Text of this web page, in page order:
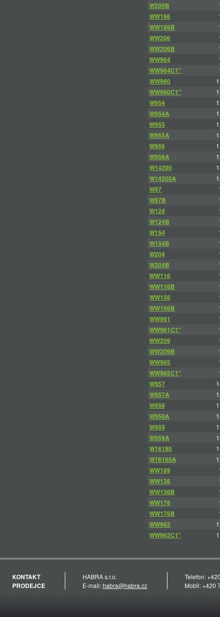
W200B
WW186
WW186B
WW206
WW206B
WW964
WW964C1"
WW960
WW960C1"
W954
W954A
W955
W955A
W956
W956A
W14200
W14200A
W97
W97B
W124
W124B
W154
W154B
W204
W204B
WW116
WW116B
WW156
WW156B
WW961
WW961C1"
WW209
WW209B
WW965
WW965C1"
W957
W957A
W958
W958A
W959
W959A
W16180
W16180A
WW189
WW136
WW136B
WW176
WW176B
WW962
WW962C1"
KONTAKT
PRODEJCE
HABRA s.r.o.
E-mail:habra@habra.cz
Telefon:
Mobil: +420